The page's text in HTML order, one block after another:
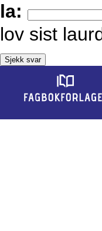
la:
lov sist
Sjekk svar